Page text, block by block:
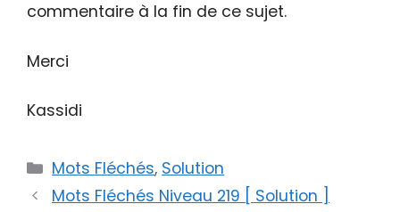
commentaire à la fin de ce sujet.
Merci
Kassidi
Catégories
Mots Fléchés, Solution
Mots Fléchés Niveau 219 [ Solution ]